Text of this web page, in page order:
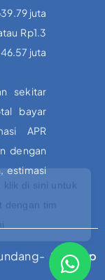
juta
Rp1.3
juta
sekitar
bayar
APR
dengan
estimasi
Sitemap